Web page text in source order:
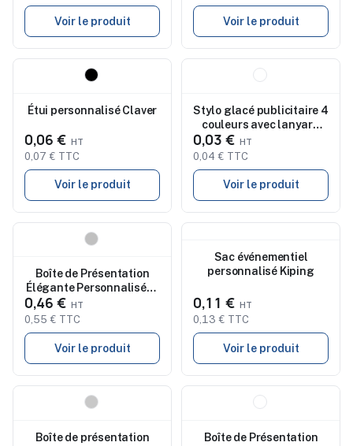
Voir le produit Voir le produit
Étui personnalisé Claver
0,06 €
0,07 € TTC
Voir le produit
Stylo glacé publicitaire 4
couleurs avec lanyard
0,03 €
0,04 € TTC
Voir le produit
Boîte de Présentation
Élégante Personnalisée -
Rubrux Packaging
Économique
0,46 €
0,55 € TTC
Voir le produit
Sac événementiel
personnalisé Kiping
0,11 €
0,13 € TTC
Voir le produit
Boîte de présentation
Boîte de Présentation